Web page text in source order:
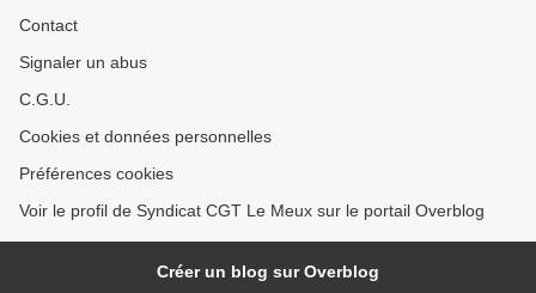
Contact
Signaler un abus
C.G.U.
Cookies et données personnelles
Préférences cookies
Voir le profil de Syndicat CGT Le Meux sur le portail Overblog
Créer un blog sur Overblog